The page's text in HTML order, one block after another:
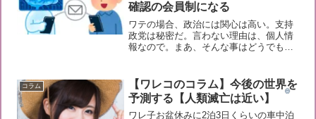
確認の会員制になる
ワテの場合、政治には関心は高い。支持
政党は秘密だ。言わない理由は、個人情
報なので。まあ、そんな事はどうでも良
何かと言うと、自民党の安倍内閣がこの
数年続いていた。ところが...
コラム
【ワレコのコラム】今後の世界を
予測する【人類滅亡は近い】
ワレ子お盆休みに2泊3日くらいの車中泊